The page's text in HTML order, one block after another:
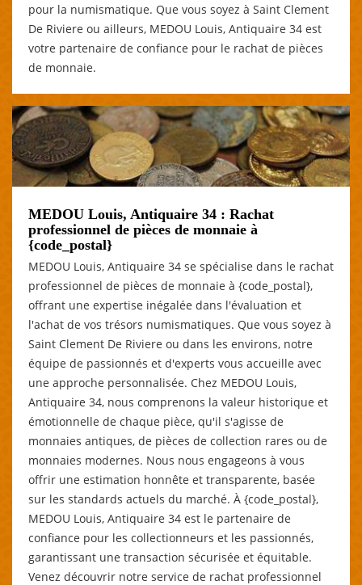
pour la numismatique. Que vous soyez à Saint Clement
De Riviere ou ailleurs, MEDOU Louis, Antiquaire 34 est
votre partenaire de confiance pour le rachat de pièces
de monnaie.
MEDOU Louis, Antiquaire 34 : Rachat
professionnel de pièces de monnaie à
{code_postal}
MEDOU Louis, Antiquaire 34 se spécialise dans le rachat
professionnel de pièces de monnaie à {code_postal},
offrant une expertise inégalée dans l'évaluation et
l'achat de vos trésors numismatiques. Que vous soyez à
Saint Clement De Riviere ou dans les environs, notre
équipe de passionnés et d'experts vous accueille avec
une approche personnalisée. Chez MEDOU Louis,
Antiquaire 34, nous comprenons la valeur historique et
émotionnelle de chaque pièce, qu'il s'agisse de
monnaies antiques, de pièces de collection rares ou de
monnaies modernes. Nous nous engageons à vous
offrir une estimation honnête et transparente, basée
sur les standards actuels du marché. À {code_postal},
MEDOU Louis, Antiquaire 34 est le partenaire de
confiance pour les collectionneurs et les passionnés,
garantissant une transaction sécurisée et équitable.
Venez découvrir notre service de rachat professionnel